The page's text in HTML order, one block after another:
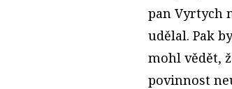
pan Vyrtych
udělal. Pak
mohl vědět,
povinnost